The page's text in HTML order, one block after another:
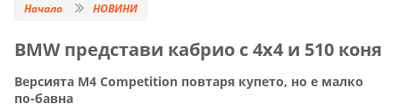
Начало НОВИНИ
BMW представи кабрио с 4х4 и 510 коня
Версията M4 Competition повтаря купето, но е малко
по-бавна